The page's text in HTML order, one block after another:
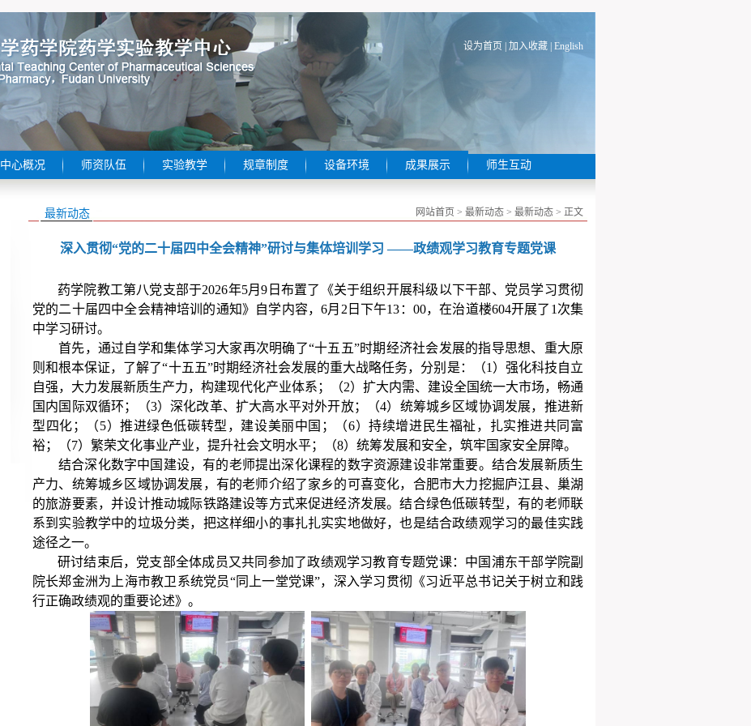
设为首页 加入收藏 English
中心概况 师资队伍 实验教学 规章制度 设备环境 成果展示 师生互动
最新动态 网站首页 > 最新动态 > 最新动态 > 正文
深入贯彻“党的二十届四中全会精神”研讨与集体培训学习 ——政绩观学习教育专题党课
药学院教工第八党支部于2026年5月9 日布置了《关于组织开展科级以下干部、党员学习贯彻
党的二十届四中全会精神培训的通知》自学内容，6月 2 日下午13 ： 00，在治道楼604开展了 1 次集
中学习研讨。
首先，通过自学和集体学习大家再次明确了“十五五”时期经济社会发展的指导思想、重大原
则和根本保证，了解了“十五五”时期经济社会发展的重大战略任务，分别是：（1 ）强化科技自立
自强，大力发展新质生产力，构建现代化产业体系；（2）扩大内需、建设全国统一大市场，畅通
国内国际双循环；（3）深化改革、扩大高水平对外开放；（4）统筹城乡区域协调发展，推进新
型四化；（5）推进绿色低碳转型，建设美丽中国；（6）持续增进民生福祉，扎实推进共同富
裕；（7）繁荣文化事业产业，提升社会文明水平；（8）统筹发展和安全，筑牢国家安全屏障。
结合深化数字中国建设，有的老师提出深化课程的数字资源建设非常重要。结合发展新质生
产力、统筹城乡区域协调发展，有的老师介绍了家乡的可喜变化，合肥市大力挖掘庐江县、巢湖
的旅游要素，并设计推动城际铁路建设等方式来促进经济发展。结合绿色低碳转型，有的老师联
系到实验教学中的垃圾分类，把这样细小的事扎扎实实地做好，也是结合政绩观学习的最佳实践
途径之一。
研讨结束后，党支部全体成员又共同参加了政绩观学习教育专题党课： 中国浦东干部学院副
院长郑金洲为上海市教卫系统党员“同上一堂党课”，深入学习贯彻《习近平总书记关于树立和践
行正确政绩观的重要论述》。